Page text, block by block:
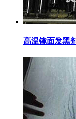
高温镜面发黑